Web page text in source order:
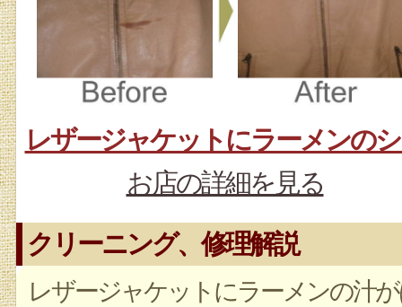
レザージャケットにラーメンの
お店の詳細を見る
クリーニング、修理解説
レザージャケットにラーメンの汁